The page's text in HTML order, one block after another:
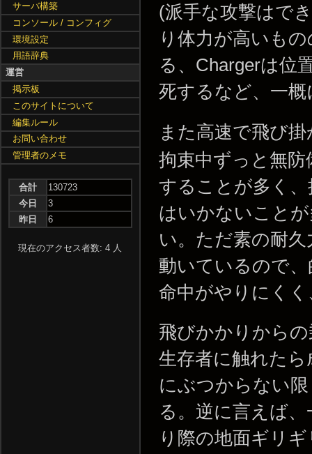
(派手な攻撃はで
り体力が高いも
る、Chargerは位
死するなど、一
また高速で飛び
拘束中ずっと無
することが多く
はいかないこと
い。ただ素の耐
動いているので
命中がやりにく
飛びかかりから
生存者に触れた
にぶつからない
る。逆に言えば
り際の地面ギリ
サーバ構築
コンソール / コンフィグ
環境設定
用語辞典
運営
掲示板
このサイトについて
編集ルール
お問い合わせ
管理者のメモ
合計
130723
今日
3
昨日
6
現在のアクセス者数: 4 人